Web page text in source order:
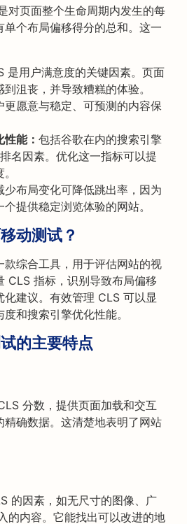
对页面整个生命周期内发生的每
单个布局偏移得分的总和。这一
是用户满意度的关键因素。页面
沮丧，并导致糟糕的体验。
更愿意与稳定、可预测的内容保
能： 包括谷歌在内的搜索引擎
名因素。优化这一指标可以提
少布局变化可降低跳出率，因为
提供稳定浏览体验的网站。
动测试？
款综合工具，用于评估网站的视
CLS 指标，识别导致布局偏移
化建议。有效管理 CLS 可以显
和搜索引擎优化性能。
的主要特点
分数，提供页面加载和交互
精确数据。这清楚地表明了网站
的因素，如无尺寸的图像、广
的内容。它能找出可以改进的地